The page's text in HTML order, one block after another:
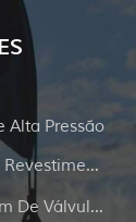
Alta Pressão
Selo Do Cabide Do Revestimento E Da Tubulação
Selo De Embalagem De Válvula De Portão